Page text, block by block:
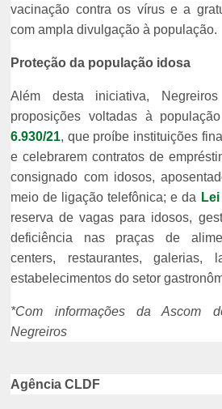
vacinação contra os vírus e a
com ampla divulgação à população.
Proteção da população idosa
Além desta iniciativa,
proposições voltadas à
6.930/21, que proíbe instituições
e celebrarem contratos de
consignado com idosos,
meio de ligação telefônica; e da
reserva de vagas para idosos,
deficiência nas praças de
centers, restaurantes, galerias,
estabelecimentos do setor
*Com informações da Ascom
Negreiros
Agência CLDF